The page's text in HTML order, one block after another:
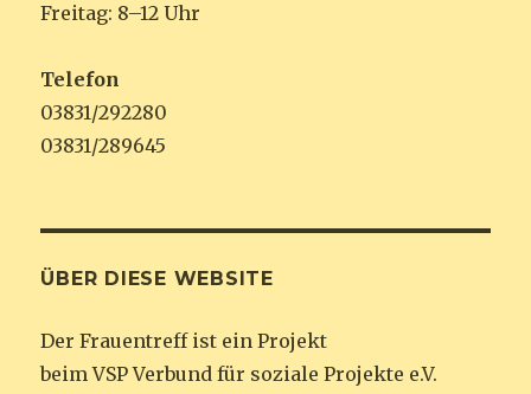
Freitag: 8–12 Uhr
Telefon
03831/292280
03831/289645
ÜBER DIESE WEBSITE
Der Frauentreff ist ein Projekt
beim VSP Verbund für soziale Projekte e.V.